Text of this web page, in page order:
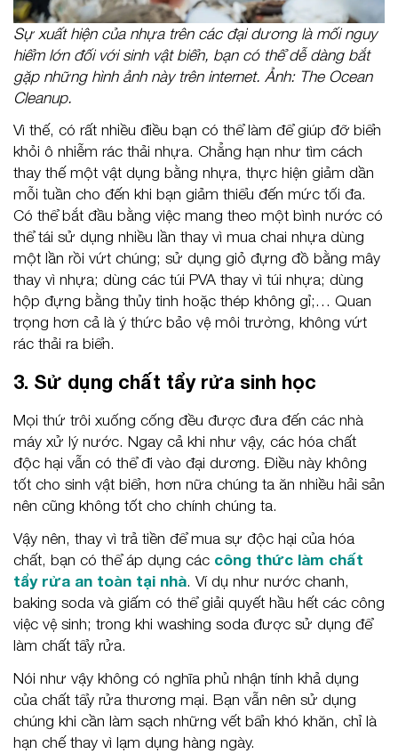
Sự xuất hiện của nhựa trên các đại dương là mối nguy
hiểm lớn đối với sinh vật biển, bạn có thể dễ dàng bắt
gặp những hình ảnh này trên internet. Ảnh: The Ocean
Cleanup.
Vì thế, có rất nhiều điều bạn có thể làm để giúp đỡ biển
khỏi ô nhiễm rác thải nhựa. Chẳng hạn như tìm cách
thay thế một vật dụng bằng nhựa, thực hiện giảm dần
mỗi tuần cho đến khi bạn giảm thiểu đến mức tối đa.
Có thể bắt đầu bằng việc mang theo một bình nước có
thể tái sử dụng nhiều lần thay vì mua chai nhựa dùng
một lần rồi vứt chúng; sử dụng giỏ đựng đồ bằng mây
thay vì nhựa; dùng các túi PVA thay vì túi nhựa; dùng
hộp đựng bằng thủy tinh hoặc thép không gỉ;… Quan
trọng hơn cả là ý thức bảo vệ môi trường, không vứt
rác thải ra biển.
3. Sử dụng chất tẩy rửa sinh học
Mọi thứ trôi xuống cống đều được đưa đến các nhà
máy xử lý nước. Ngay cả khi như vậy, các hóa chất
độc hại vẫn có thể đi vào đại dương. Điều này không
tốt cho sinh vật biển, hơn nữa chúng ta ăn nhiều hải sản
nên cũng không tốt cho chính chúng ta.
Vậy nên, thay vì trả tiền để mua sự độc hại của hóa
chất, bạn có thể áp dụng các công thức làm chất
tẩy rửa an toàn tại nhà. Ví dụ như nước chanh,
baking soda và giấm có thể giải quyết hầu hết các công
việc vệ sinh; trong khi washing soda được sử dụng để
làm chất tẩy rửa.
Nói như vậy không có nghĩa phủ nhận tính khả dụng
của chất tẩy rửa thương mại. Bạn vẫn nên sử dụng
chúng khi cần làm sạch những vết bẩn khó khăn, chỉ là
hạn chế thay vì lạm dụng hàng ngày.